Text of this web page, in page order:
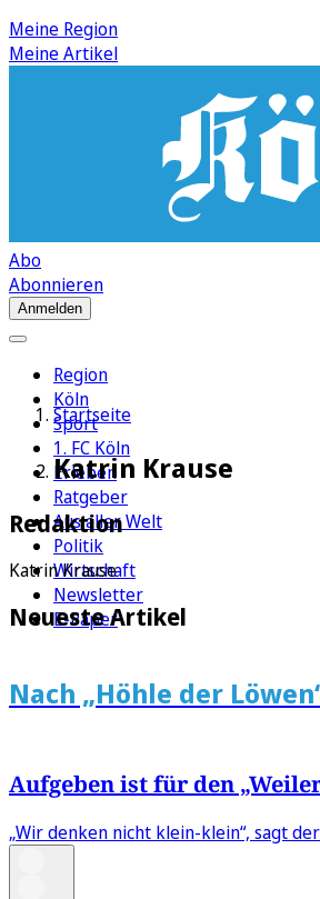
Meine Region
Meine Artikel
Abo
Abonnieren
Anmelden
Region
Köln
Sport
1. FC Köln
Erleben
Ratgeber
Aus aller Welt
Politik
Wirtschaft
Newsletter
E-Paper
Startseite
Katrin Krause
Redaktion
Katrin Krause
Neueste Artikel
Nach „Höhle der
Aufgeben ist für den
„Wir denken nicht klein-klein“, sagt